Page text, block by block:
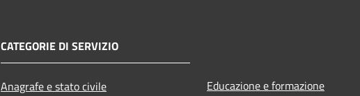
CATEGORIE DI SERVIZIO
Anagrafe e stato civile
Educazione e formazione